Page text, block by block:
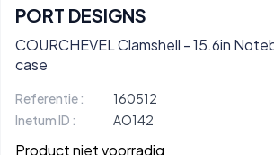
PORT DESIGNS
COURCHEVEL Clamshell - 15.6in
case
Referentie :
160512
Inetum ID :
AO142
Product niet voorradig